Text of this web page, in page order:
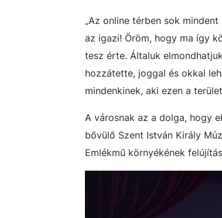
„Az online térben sok
az igazi! Öröm, hogy ma így
tesz érte. Általuk
hozzátette, joggal és okkal
mindenkinek, aki ezen a
A városnak az a dolga, hogy
bővülő Szent István Király
Emlékmű környékének